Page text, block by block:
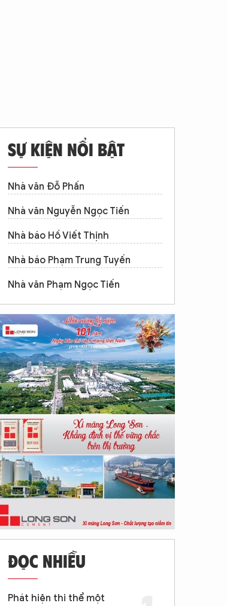
SỰ KIỆN NỔI BẬT
Nhà văn Đỗ Phấn
Nhà văn Nguyễn Ngọc Tiến
Nhà báo Hồ Viết Thịnh
Nhà báo Phạm Trung Tuyến
Nhà văn Phạm Ngọc Tiến
ĐỌC NHIỀU
Phát hiện thi thể một